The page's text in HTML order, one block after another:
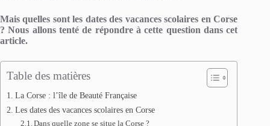
Mais quelles sont les dates des vacances scolaires en Corse
? Nous allons tenté de répondre à cette question dans cet
article.
Table des matières
La Corse : l’île de Beauté Française
Les dates des vacances scolaires en Corse
Dans quelle zone se situe la Corse ?